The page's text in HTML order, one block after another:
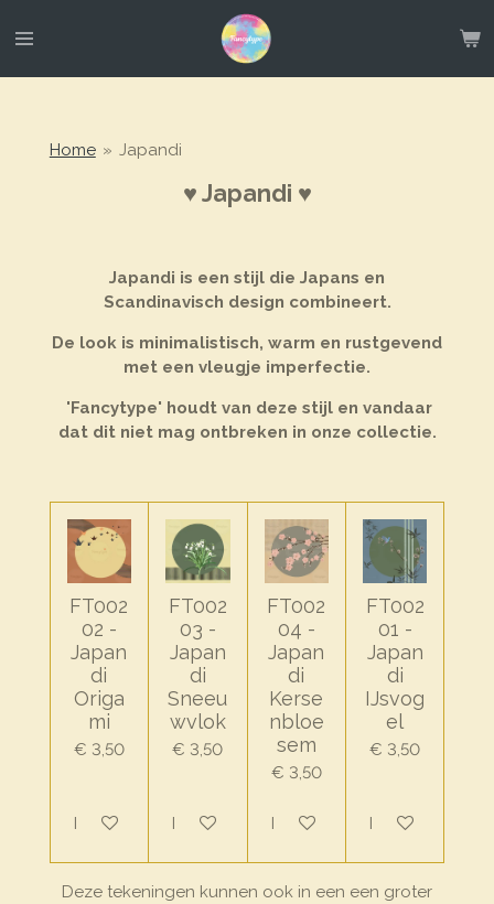
direct
Home » Japandi
♥ Japandi ♥
Japandi is een stijl die Japans en
Scandinavisch design combineert.
De look is minimalistisch, warm en rustgevend
met een vleugje imperfectie.
'Fancytype' houdt van deze stijl en vandaar
dat dit niet mag ontbreken in onze collectie.
FT002
02 -
Japan
di
Origa
mi
€ 3,50
In winkelwagen
FT002
03 -
Japan
di
Sneeu
wvlok
€ 3,50
In winkelwagen
FT002
04 -
Japan
di
Kerse
nbloe
sem
€ 3,50
In winkelwagen
FT002
01 -
Japan
di
IJsvog
el
€ 3,50
In winkelwagen
Deze tekeningen kunnen ook in een een groter